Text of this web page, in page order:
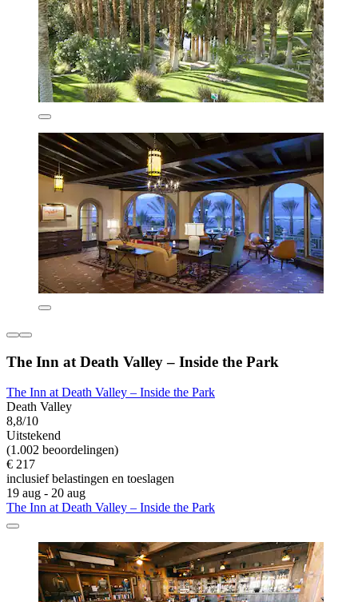
The Inn at Death Valley – Inside the Park
The Inn at Death Valley – Inside the Park
Death Valley
8,8/10
Uitstekend
(1.002 beoordelingen)
€ 217
inclusief belastingen en toeslagen
19 aug - 20 aug
The Inn at Death Valley – Inside the Park